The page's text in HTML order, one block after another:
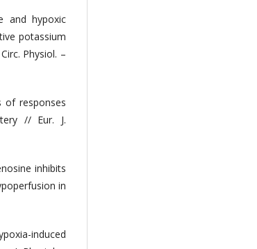
and hypoxic
potassium
Physiol. –
of responses
// Eur. J.
inhibits
in
induced